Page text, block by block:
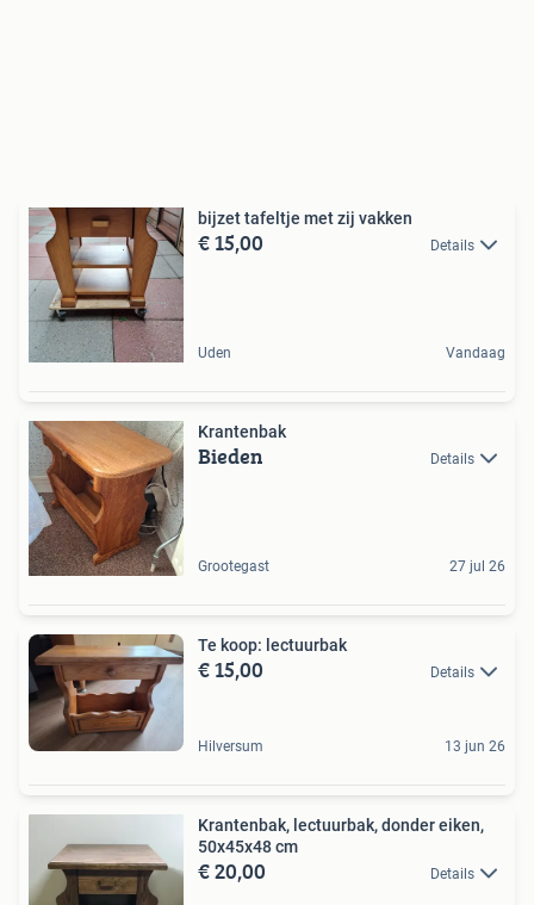
bijzet tafeltje met zij vakken
€ 15,00 Details
Uden Vandaag
Krantenbak
Bieden Details
Grootegast 27 jul 26
Te koop: lectuurbak
€ 15,00 Details
Hilversum 13 jun 26
Krantenbak, lectuurbak, donder eiken,
50x45x48 cm
€ 20,00 Details